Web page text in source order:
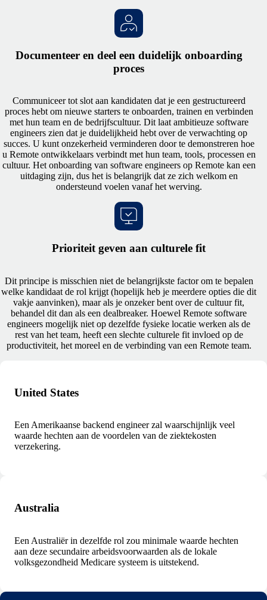
Documenteer en deel een duidelijk onboarding
proces
Communiceer tot slot aan kandidaten dat je een gestructureerd
proces hebt om nieuwe starters te onboarden, trainen en verbinden
met hun team en de bedrijfscultuur. Dit laat ambitieuze software
engineers zien dat je duidelijkheid hebt over de verwachting op
succes. U kunt onzekerheid verminderen door te demonstreren hoe
u Remote ontwikkelaars verbindt met hun team, tools, processen en
cultuur. Het onboarding van software engineers op Remote kan een
uitdaging zijn, dus het is belangrijk dat ze zich welkom en
ondersteund voelen vanaf het werving.
Prioriteit geven aan culturele fit
Dit principe is misschien niet de belangrijkste factor om te bepalen
welke kandidaat de rol krijgt (hopelijk heb je meerdere opties die dit
vakje aanvinken), maar als je onzeker bent over de cultuur fit,
behandel dit dan als een dealbreaker. Hoewel Remote software
engineers mogelijk niet op dezelfde fysieke locatie werken als de
rest van het team, heeft een slechte culturele fit invloed op de
productiviteit, het moreel en de verbinding van een Remote team.
United States
Een Amerikaanse backend engineer zal waarschijnlijk veel
waarde hechten aan de voordelen van de ziektekosten
verzekering.
Australia
Een Australiër in dezelfde rol zou minimale waarde hechten
aan deze secundaire arbeidsvoorwaarden als de lokale
volksgezondheid Medicare systeem is uitstekend.